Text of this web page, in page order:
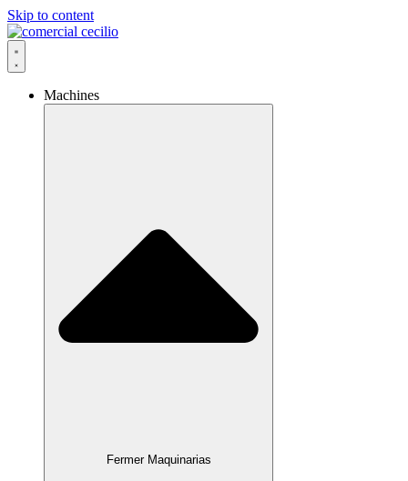
Skip to content
Machines
Fermer Maquinarias